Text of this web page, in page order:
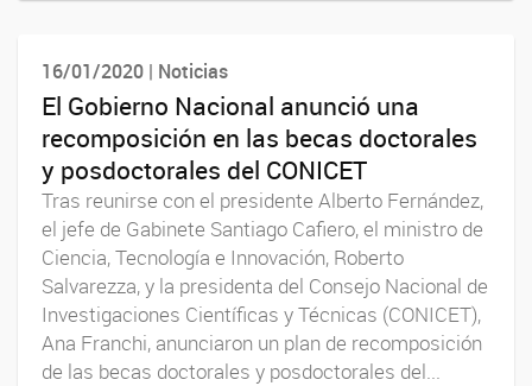
16/01/2020 | Noticias
El Gobierno Nacional anunció una
recomposición en las becas doctorales
y posdoctorales del CONICET
Tras reunirse con el presidente Alberto Fernández,
el jefe de Gabinete Santiago Cafiero, el ministro de
Ciencia, Tecnología e Innovación, Roberto
Salvarezza, y la presidenta del Consejo Nacional de
Investigaciones Científicas y Técnicas (CONICET),
Ana Franchi, anunciaron un plan de recomposición
de las becas doctorales y posdoctorales del...